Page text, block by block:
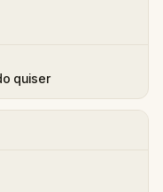
quiser